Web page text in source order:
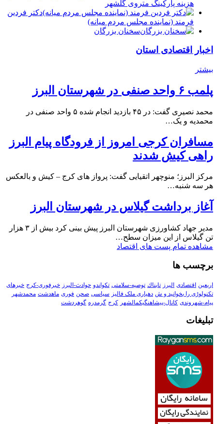
هزینه پارکینگ متروی گلشهر
دكتر فردين
فرمند (نماينده مجلس مردم میانه)
سخنان بزرگان
اخبار اقتصادی استان
بیشتر
پلمب ۶ واحد صنفی در شهرستان البرز
محمد نصیری گفت: در ۴۵ بازدید انجام شده ۵ واحد صنفی در
محمدیه و یک…
مسافران کرجی امروز از فرودگاه پیام البرز
راهی کیش شدند
مرکز البرز؛ منوچهر اتقیایی گفت: پرواز های کرج – کیش و بالعکس
هر سه شنبه…
آغاز برداشت گیلاس در شهرستان البرز
مدیر جهاد کشاورزی شهرستان البرز پیش بینی کرد بیش از ۳ هزار
تن گیلاس از این میزان سطح…
مشاهده تمام پست های اقتصاد
برچسب ها
اربعین اقتصادی البرز تابناك توصیه-سلامتی تکواندو حوادث-البرز خبرفوری-کرج خبرهای
تکنولوڑی را بخوانید و ش دهیاری ملک فالیز سیاسی صحن فوری ماهدشت محمدشهر
پیام-شهروندی کانال-پیشاهنگیکمالشهر کرج گرمدره گوهردشت
تبلیغات